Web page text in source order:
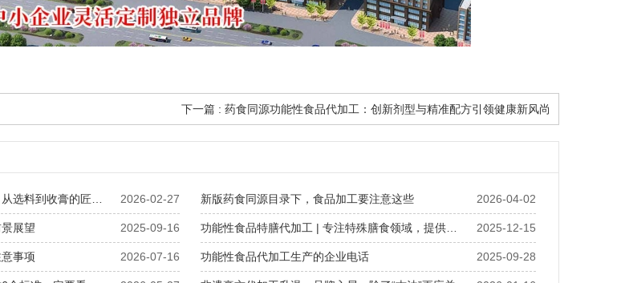
下一篇 : ​药食同源功能性食品代加工：创新剂型与精准配方引领健康新风尚
2026-02-27 2026-04-02
新版药食同源目录下，食品加工要注意这些
2025-09-16
展望 2025-12-15
2026-07-16
事项 2025-09-28
功能性食品代加工生产的企业电话